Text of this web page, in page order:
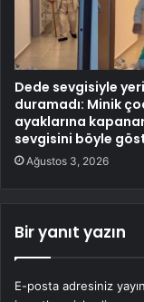
Dede sevgisiyle
duramadı: Minik
ayaklarına
sevgisini böyle
Ağustos 3, 2026
Bir yanıt yazın
E-posta adresiniz